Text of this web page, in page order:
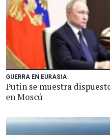
GUERRA EN EURASIA
Putin se muestra
en Moscú